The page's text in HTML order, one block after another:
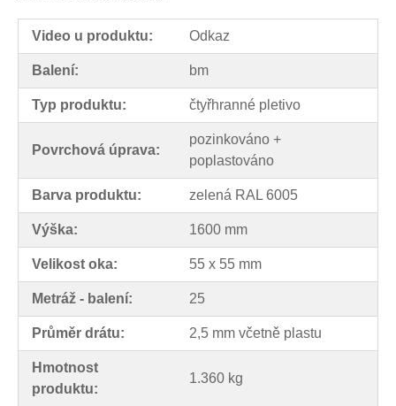
Video u produktu: Odkaz
Balení: bm
Typ produktu: čtyřhranné pletivo
Povrchová úprava:
pozinkováno +
poplastováno
Barva produktu: zelená RAL 6005
Výška: 1600 mm
Velikost oka: 55 x 55 mm
Metráž - balení: 25
Průměr drátu: 2,5 mm včetně plastu
Hmotnost
produktu:
1.360 kg